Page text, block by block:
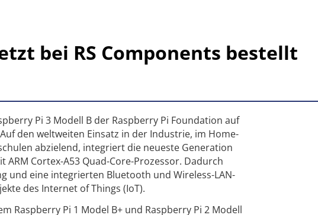
bei RS Components bestellt
Pi 3 Modell B der Raspberry Pi Foundation auf
Auf den weltweiten Einsatz in der Industrie, im Home-
abzielend, integriert die neueste Generation
Cortex-A53 Quad-Core-Prozessor. Dadurch
und eine integrierten Bluetooth und Wireless-LAN-
des Internet of Things (IoT).
Raspberry Pi 1 Model B+ und Raspberry Pi 2 Modell